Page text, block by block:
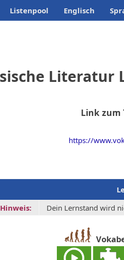
Listenpool Englisch
Literatur
Link zum
https://
Hinweis:
Dein Lernstand wird